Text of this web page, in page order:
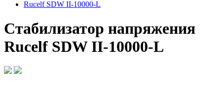
Rucelf SDW II-10000-L
Стабилизатор напряжения
Rucelf SDW II-10000-L